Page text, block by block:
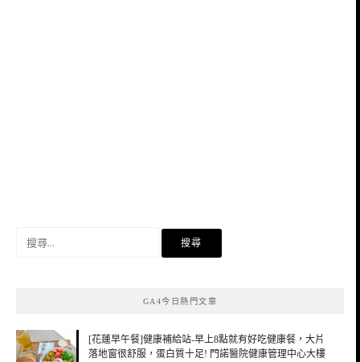
GA4今日熱門文章
[花蓮早午餐]健康補給站-早上8點就有好吃健康餐，大片
落地窗很舒服，蛋白質十足! 門諾醫院健康管理中心大樓